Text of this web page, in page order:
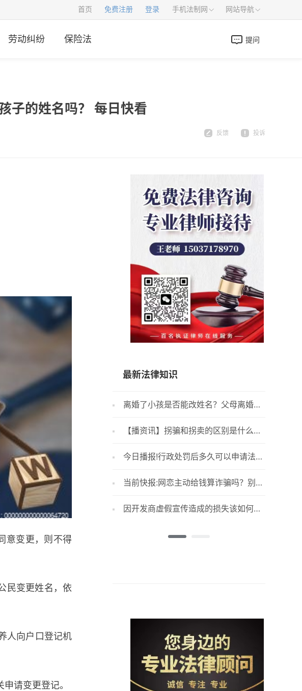
首页 免费注册 登录 手机法制网 网站导航
劳动纠纷 保险法 提问
子的姓名吗？ 每日快看
反馈 投诉
意变更，则不得
民变更姓名，依
人向户口登记机
请变更登记。
最新法律知识
离婚了小孩是否能改姓名？父母离婚任
何一方无权擅自更改孩子的姓名吗？ 每日
快看
【播资讯】拐骗和拐卖的区别是什么？
拐卖妇女儿童能判多少年？
今日播报!行政处罚后多久可以申请法院
执行？行政处罚拘留下达后多久执行？
当前快报:网恋主动给钱算诈骗吗？别人
自愿转账给我算诈骗吗？
因开发商虚假宣传造成的损失该如何赔
偿？广告有哪些情形之一的为虚假广告？